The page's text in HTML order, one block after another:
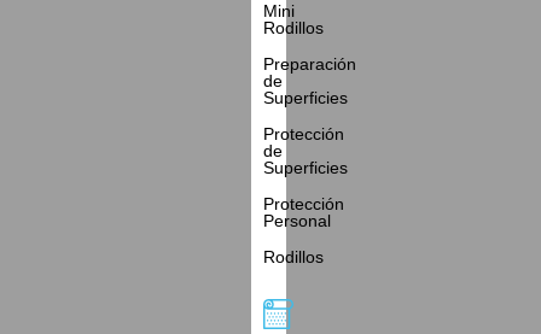
Mini
Rodillos
Preparación
de
Superficies
Protección
de
Superficies
Protección
Personal
Rodillos